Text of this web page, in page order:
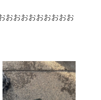
おおおおおおおおお